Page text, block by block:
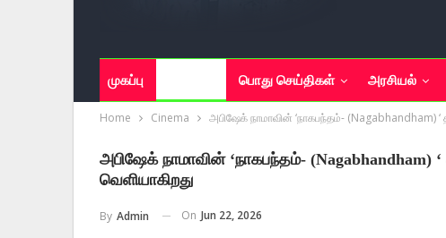
முகப்பு பொது செய்திகள் அரசியல்
Home Cinema அபிஷேக் நாமாவின் ‘நாகபந்தம்- (Nagabhandham)
அபிஷேக் நாமாவின் ‘நாகபந்தம்-
வெளியாகிறது
By Admin On Jun 22, 2026